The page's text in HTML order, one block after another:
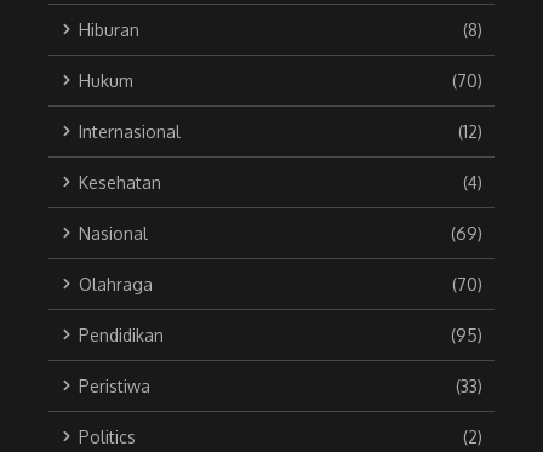
Hiburan (8)
Hukum (70)
Internasional (12)
Kesehatan (4)
Nasional (69)
Olahraga (70)
Pendidikan (95)
Peristiwa (33)
Politics (2)